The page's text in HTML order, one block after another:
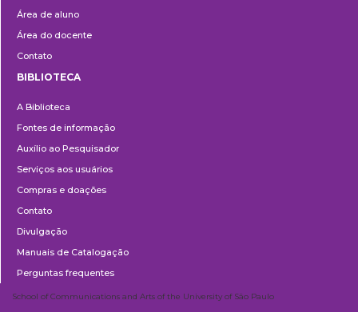
Área de aluno
Área do docente
Contato
BIBLIOTECA
A Biblioteca
Fontes de informação
Auxílio ao Pesquisador
Serviços aos usuários
Compras e doações
Contato
Divulgação
Manuais de Catalogação
Perguntas frequentes
School of Communications and Arts of the University of São Paulo